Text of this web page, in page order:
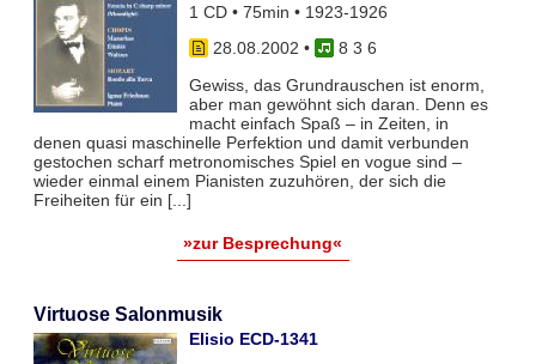
1 CD • 75min • 1923-1926
28.08.2002 •
8 3 6
Gewiss, das Grundrauschen ist enorm,
aber man gewöhnt sich daran. Denn es
macht einfach Spaß – in Zeiten, in
denen quasi maschinelle Perfektion und damit verbunden
gestochen scharf metronomisches Spiel en vogue sind –
wieder einmal einem Pianisten zuzuhören, der sich die
Freiheiten für ein [...]
»zur Besprechung«
Virtuose Salonmusik
Elisio ECD-1341